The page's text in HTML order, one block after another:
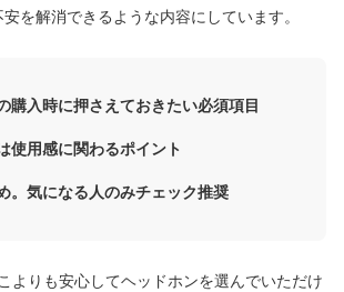
を解消できるような内容にしています。
購入時に押さえておきたい必須項目
使用感に関わるポイント
。気になる人のみチェック推奨
よりも安心してヘッドホンを選んでいただけ